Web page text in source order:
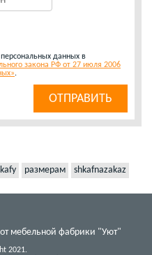
данных в
закона РФ от 27 июля 2006
.
размерам shkafnazakaz
мебельной фабрики "Уют"
2021.